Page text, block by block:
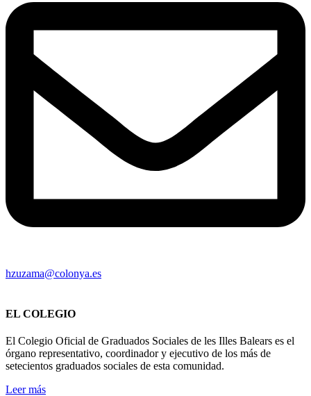
hzuzama@colonya.es
EL COLEGIO
El Colegio Oficial de Graduados Sociales de les Illes Balears es el
órgano representativo, coordinador y ejecutivo de los más de
setecientos graduados sociales de esta comunidad.
Leer más